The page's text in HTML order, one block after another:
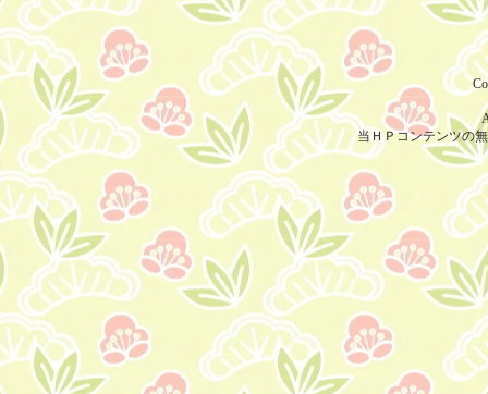
当ＨＰコンテンツの